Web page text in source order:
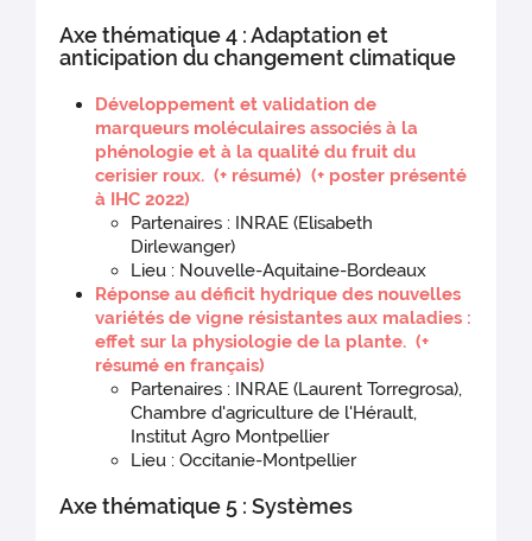
Axe thématique 4 : Adaptation et
anticipation du changement climatique
Développement et validation de
marqueurs moléculaires associés à la
phénologie et à la qualité du fruit du
cerisier roux. (+ résumé) (+ poster présenté
à IHC 2022)
Partenaires : INRAE (Elisabeth
Dirlewanger)
Lieu : Nouvelle-Aquitaine-Bordeaux
Réponse au déficit hydrique des nouvelles
variétés de vigne résistantes aux maladies :
effet sur la physiologie de la plante. (+
résumé en français)
Partenaires : INRAE (Laurent Torregrosa),
Chambre d'agriculture de l'Hérault,
Institut Agro Montpellier
Lieu : Occitanie-Montpellier
Axe thématique 5 : Systèmes